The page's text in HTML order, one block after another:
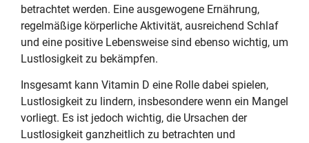
betrachtet werden. Eine ausgewogene Ernährung,
regelmäßige körperliche Aktivität, ausreichend Schlaf
und eine positive Lebensweise sind ebenso wichtig, um
Lustlosigkeit zu bekämpfen.
Insgesamt kann Vitamin D eine Rolle dabei spielen,
Lustlosigkeit zu lindern, insbesondere wenn ein Mangel
vorliegt. Es ist jedoch wichtig, die Ursachen der
Lustlosigkeit ganzheitlich zu betrachten und